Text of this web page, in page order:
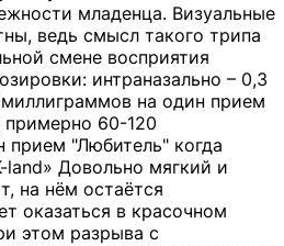
младенца. Визуальные
ведь смысл такого трипа
смене восприятия
интраназально – 0,3
на один прием
примерно 60-120
"Любитель" когда
Довольно мягкий и
на нём остаётся
оказаться в красочном
этом разрыва с